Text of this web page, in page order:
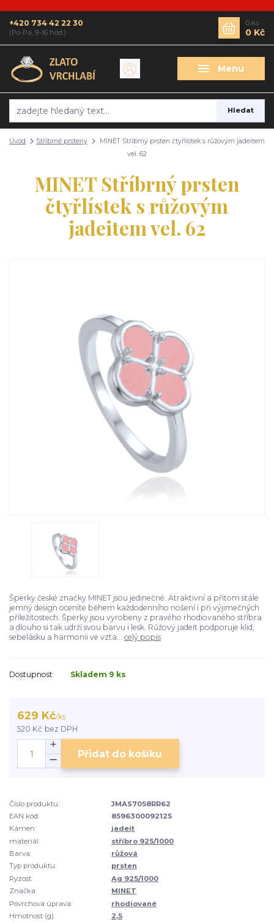
Menu
Hledat
+420 734 42 22 30
(Po-Pá, 9-16 hod.)
0 ks
0 Kč
Úvod Stříbrné prsteny
MINET Stříbrný prsten čtyřlístek s růžovým jadeitem
vel. 62
MINET Stříbrný prsten
čtyřlístek s růžovým
jadeitem vel. 62
Šperky české značky MINET jsou jedinečné. Atraktivní a přitom stále
jemný design oceníte během každodenního nošení i při výjimečných
příležitostech. Šperky jsou vyrobeny z pravého rhodiovaného stříbra
a dlouho si tak udrží svou barvu i lesk. Růžový jadeit podporuje klid,
sebelásku a harmonii ve vzta... celý popis
Dostupnost Skladem 9 ks
629 Kč/ks
520 Kč bez DPH
Přidat do košíku
Číslo produktu:
JMAS7058RR62
EAN kód:
8596300092125
Kámen:
jadeit
materiál:
stříbro 925/1000
Barva:
růžová
Typ produktu:
prsten
Ryzost:
Ag 925/1000
Značka:
MINET
Povrchová úprava:
rhodiované
Hmotnost (g):
2,5